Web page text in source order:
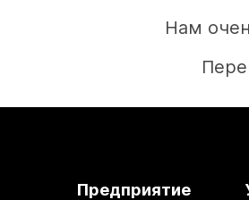
Нам
Предприятие